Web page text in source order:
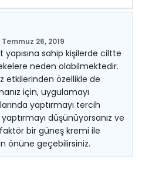
Temmuz 26, 2019
sahip kişilerde ciltte
neden olabilmektedir.
etkilerinden özellikle de
için, uygulamayı
yaptırmayı tercih
düşünüyorsanız ve
bir güneş kremi ile
önüne geçebilirsiniz.